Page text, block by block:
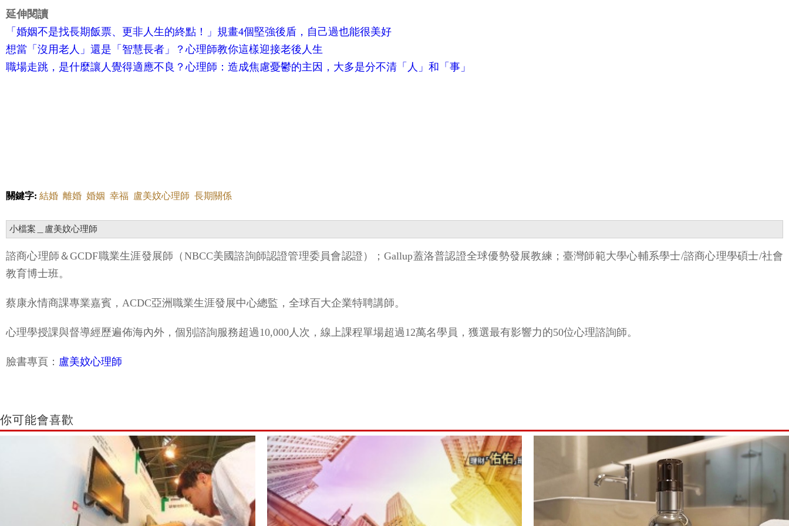
延伸閱讀
「婚姻不是找長期飯票、更非人生的終點！」規畫4個堅強後盾，自己過也能很美好
想當「沒用老人」還是「智慧長者」？心理師教你這樣迎接老後人生
職場走跳，是什麼讓人覺得適應不良？心理師：造成焦慮憂鬱的主因，大多是分不清「人」和「事」
關鍵字: 結婚 離婚 婚姻 幸福 盧美妏心理師 長期關係
小檔案＿盧美妏心理師
諮商心理師＆GCDF職業生涯發展師（NBCC美國諮詢師認證管理委員會認證）；Gallup蓋洛普認證全球優勢發展教練；臺灣師範大學心輔系學士/諮商心理學碩士/社會
教育博士班。
蔡康永情商課專業嘉賓，ACDC亞洲職業生涯發展中心總監，全球百大企業特聘講師。
心理學授課與督導經歷遍佈海內外，個別諮詢服務超過10,000人次，線上課程單場超過12萬名學員，獲選最有影響力的50位心理諮詢師。
臉書專頁： 盧美妏心理師
你可能會喜歡